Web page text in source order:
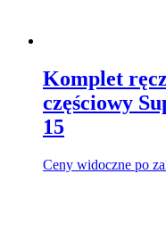
Komplet
częściowy
15
Ceny widoczne po